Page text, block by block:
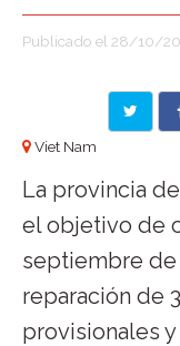
Publicado el 28/10/
Viet Nam
La provincia
el objetivo de
septiembre de
reparación de
provisionales